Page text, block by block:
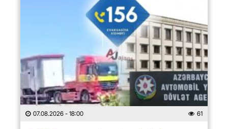
07.08.2026 - 18:00 61